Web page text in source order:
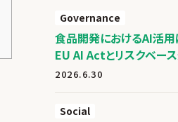
Governance
食品開発におけるAI活用
EU AI Actとリスクベー
2026.6.30
Social